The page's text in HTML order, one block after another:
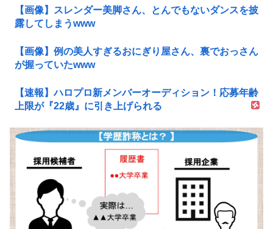
【画像】スレンダー美脚さん、とんでもないダンスを披
露してしまうwww
【画像】例の美人すぎるおにぎり屋さん、裏でおっさん
が握っていたwww
【速報】ハロプロ新メンバーオーディション！応募年齢
上限が『22歳』に引き上げられる